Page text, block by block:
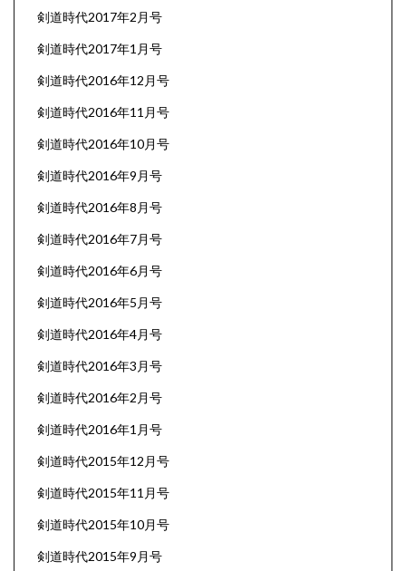
剣道時代2017年2月号
剣道時代2017年1月号
剣道時代2016年12月号
剣道時代2016年11月号
剣道時代2016年10月号
剣道時代2016年9月号
剣道時代2016年8月号
剣道時代2016年7月号
剣道時代2016年6月号
剣道時代2016年5月号
剣道時代2016年4月号
剣道時代2016年3月号
剣道時代2016年2月号
剣道時代2016年1月号
剣道時代2015年12月号
剣道時代2015年11月号
剣道時代2015年10月号
剣道時代2015年9月号